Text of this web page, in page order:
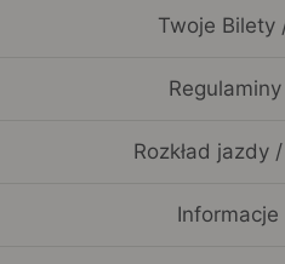
Twoje Bilety
Rozkład jazdy
Informacje